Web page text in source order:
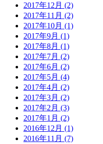
2017年12月 (2)
2017年11月 (2)
2017年10月 (1)
2017年9月 (1)
2017年8月 (1)
2017年7月 (2)
2017年6月 (2)
2017年5月 (4)
2017年4月 (2)
2017年3月 (2)
2017年2月 (3)
2017年1月 (2)
2016年12月 (1)
2016年11月 (7)